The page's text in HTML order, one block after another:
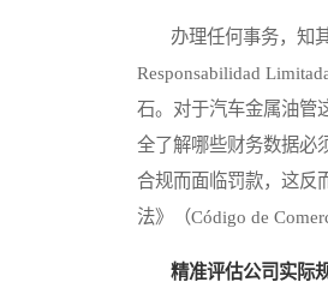
办理任何事务，知其
Responsabilidad
石。对于汽车金属油管
全了解哪些财务数据必
合规而面临罚款，这反
法》（Código de
精准评估公司实际